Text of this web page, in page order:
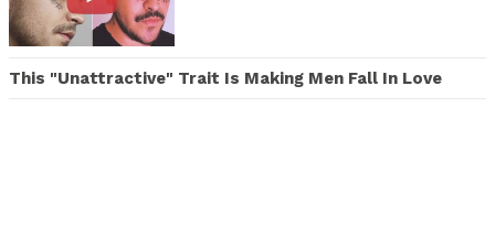
This "Unattractive" Trait Is Making Men Fall In Love